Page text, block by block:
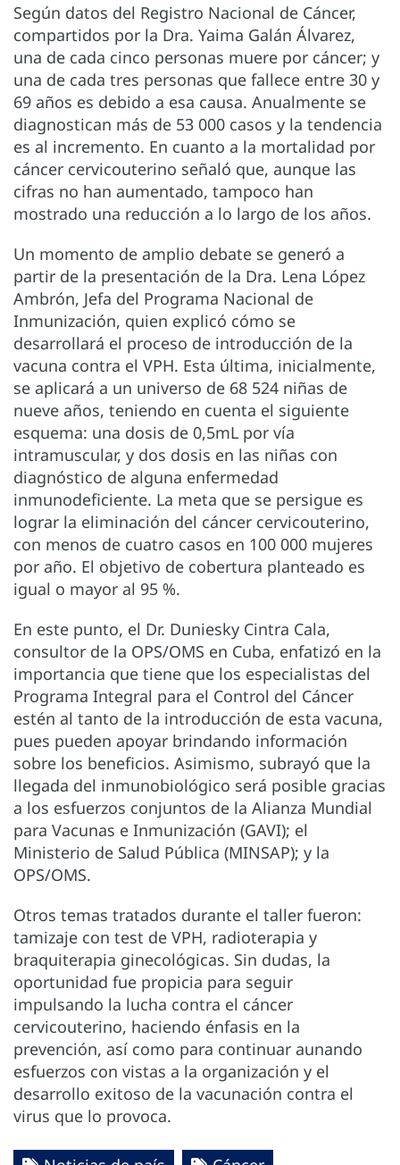
Según datos del Registro Nacional de Cáncer,
compartidos por la Dra. Yaima Galán Álvarez,
una de cada cinco personas muere por cáncer; y
una de cada tres personas que fallece entre 30 y
69 años es debido a esa causa. Anualmente se
diagnostican más de 53 000 casos y la tendencia
es al incremento. En cuanto a la mortalidad por
cáncer cervicouterino señaló que, aunque las
cifras no han aumentado, tampoco han
mostrado una reducción a lo largo de los años.
Un momento de amplio debate se generó a
partir de la presentación de la Dra. Lena López
Ambrón, Jefa del Programa Nacional de
Inmunización, quien explicó cómo se
desarrollará el proceso de introducción de la
vacuna contra el VPH. Esta última, inicialmente,
se aplicará a un universo de 68 524 niñas de
nueve años, teniendo en cuenta el siguiente
esquema: una dosis de 0,5mL por vía
intramuscular, y dos dosis en las niñas con
diagnóstico de alguna enfermedad
inmunodeficiente. La meta que se persigue es
lograr la eliminación del cáncer cervicouterino,
con menos de cuatro casos en 100 000 mujeres
por año. El objetivo de cobertura planteado es
igual o mayor al 95 %.
En este punto, el Dr. Duniesky Cintra Cala,
consultor de la OPS/OMS en Cuba, enfatizó en la
importancia que tiene que los especialistas del
Programa Integral para el Control del Cáncer
estén al tanto de la introducción de esta vacuna,
pues pueden apoyar brindando información
sobre los beneficios. Asimismo, subrayó que la
llegada del inmunobiológico será posible gracias
a los esfuerzos conjuntos de la Alianza Mundial
para Vacunas e Inmunización (GAVI); el
Ministerio de Salud Pública (MINSAP); y la
OPS/OMS.
Otros temas tratados durante el taller fueron:
tamizaje con test de VPH, radioterapia y
braquiterapia ginecológicas. Sin dudas, la
oportunidad fue propicia para seguir
impulsando la lucha contra el cáncer
cervicouterino, haciendo énfasis en la
prevención, así como para continuar aunando
esfuerzos con vistas a la organización y el
desarrollo exitoso de la vacunación contra el
virus que lo provoca.